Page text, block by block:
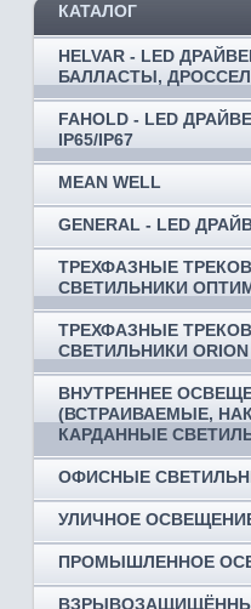
КАТАЛОГ
HELVAR - LED
БАЛЛАСТЫ,
FAHOLD - LED
IP65/IP67
MEAN WELL
GENERAL - LED
ТРЕХФАЗНЫЕ
СВЕТИЛЬНИКИ
ТРЕХФАЗНЫЕ
СВЕТИЛЬНИКИ ORION
ВНУТРЕННЕЕ
(ВСТРАИВАЕМЫЕ,
КАРДАННЫЕ
ОФИСНЫЕ
УЛИЧНОЕ
ПРОМЫШЛЕННОЕ